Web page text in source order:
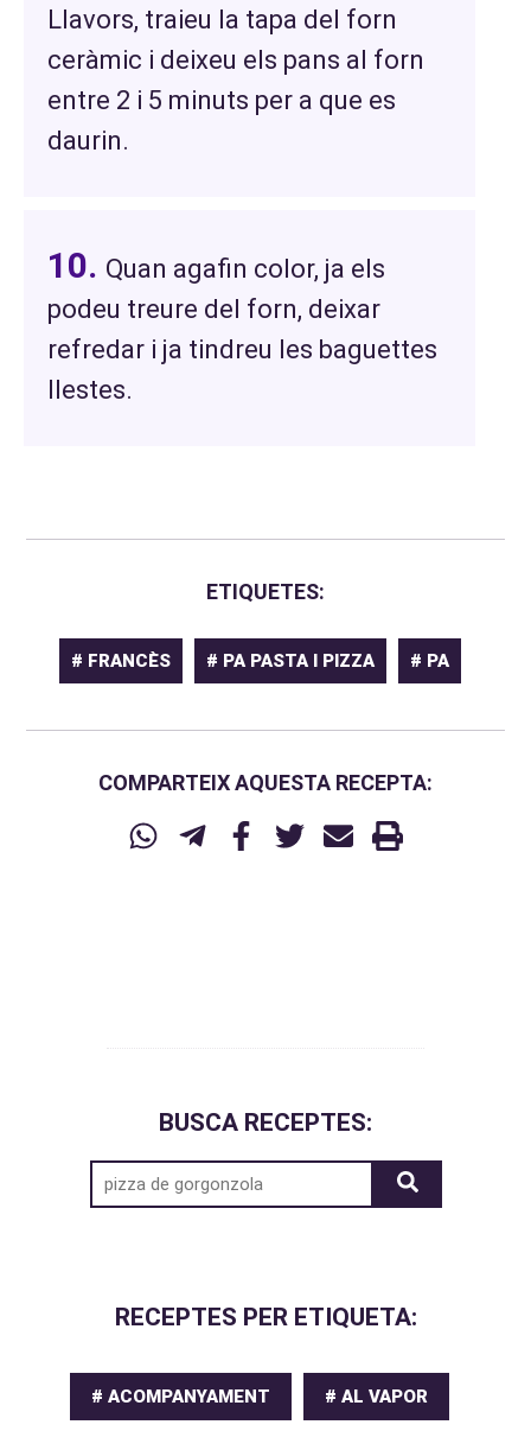
Llavors, traieu la tapa del forn
ceràmic i deixeu els pans al forn
entre 2 i 5 minuts per a que es
daurin.
Quan agafin color, ja els
podeu treure del forn, deixar
refredar i ja tindreu les baguettes
llestes.
ETIQUETES:
# FRANCÈS # PA PASTA I PIZZA # PA
COMPARTEIX AQUESTA RECEPTA:
BUSCA RECEPTES:
RECEPTES PER ETIQUETA:
# ACOMPANYAMENT # AL VAPOR